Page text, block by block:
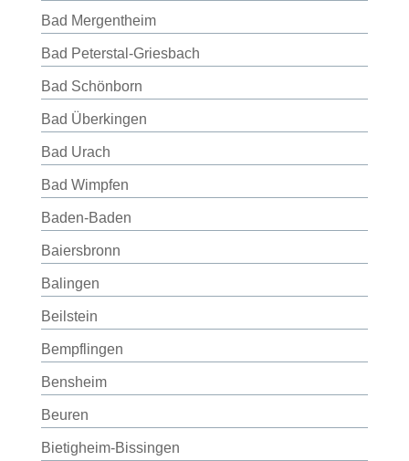
Bad Mergentheim
Bad Peterstal-Griesbach
Bad Schönborn
Bad Überkingen
Bad Urach
Bad Wimpfen
Baden-Baden
Baiersbronn
Balingen
Beilstein
Bempflingen
Bensheim
Beuren
Bietigheim-Bissingen